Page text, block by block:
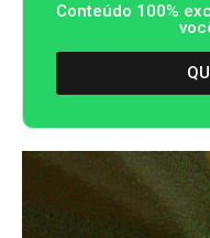
Conteúdo 100%